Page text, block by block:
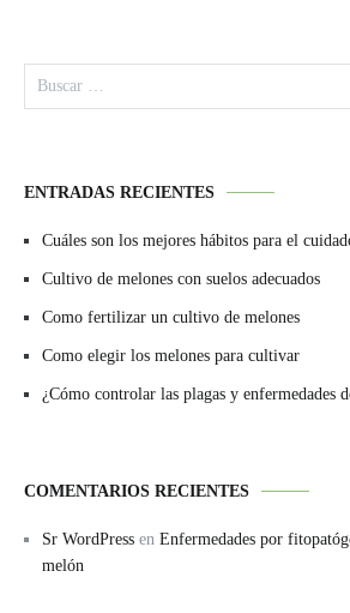
ENTRADAS RECIENTES
Cuáles son los mejores hábitos para el
Cultivo de melones con suelos adecuados
Como fertilizar un cultivo de melones
Como elegir los melones para cultivar
¿Cómo controlar las plagas y enfermedades
COMENTARIOS RECIENTES
Sr WordPress en Enfermedades por
melón